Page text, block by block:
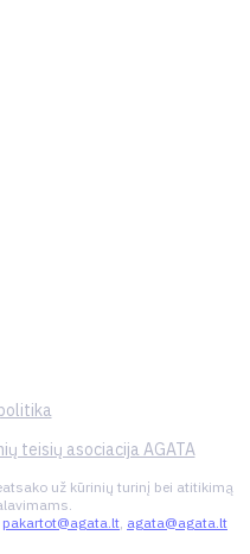
teisių asociacija AGATA
už kūrinių turinį bei atitikimą
pakartot@agata.lt, agata@agata.lt